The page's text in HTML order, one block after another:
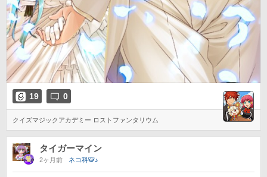
19 0
クイズマジックアカデミー ロストファンタリウム
タイガーマイン
2ヶ月前 ネコ科🐯♪